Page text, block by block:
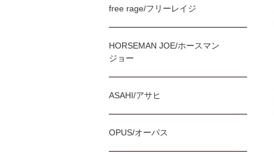
free rage/フリーレイジ
HORSEMAN JOE/ホースマン
ジョー
ASAHI/アサヒ
OPUS/オーパス